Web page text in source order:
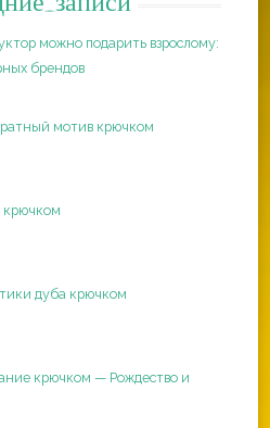
можно подарить взрослому:
брендов
мотив крючком
крючком
дуба крючком
крючком — Рождество и